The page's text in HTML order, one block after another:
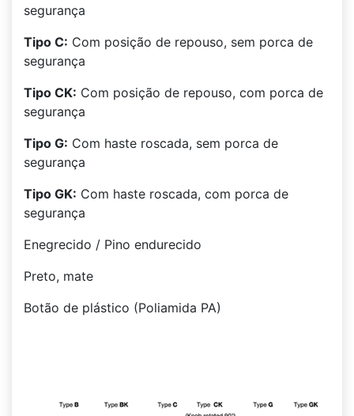
segurança
Tipo C: Com posição de repouso, sem porca de
segurança
Tipo CK: Com posição de repouso, com porca de
segurança
Tipo G: Com haste roscada, sem porca de
segurança
Tipo GK: Com haste roscada, com porca de
segurança
Enegrecido / Pino endurecido
Preto, mate
Botão de plástico (Poliamida PA)